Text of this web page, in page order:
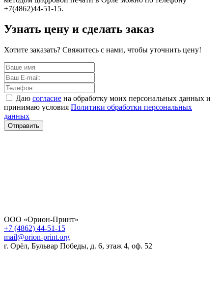
+7(4862)44-51-15.
Узнать цену и сделать заказ
Хотите заказать? Свяжитесь с нами, чтобы уточнить цену!
Даю согласие на обработку моих персональных данных и
принимаю условия Политики обработки персональных
данных
Отправить
ООО «Орион-Принт»
+7 (4862) 44-51-15
mail@orion-print.org
г. Орёл, Бульвар Победы, д. 6, этаж 4, оф. 52